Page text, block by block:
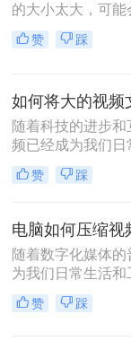
的大小太大，可
变得困难。但我们
上传分享给家人朋
缩的方法，赶紧跟
下吧~
赞 踩
随着科技的进步
频已经成为我们日
的一部分。然而，
体积庞大，这不仅
诸多不便。因此，
缩成小的视频成为
求。那么如何将
小的视频呢？本
方法，帮助您轻松
赞 踩
随着数字化媒体
为我们日常生活
一部分。然而，高
用大量的存储空间
赞 踩